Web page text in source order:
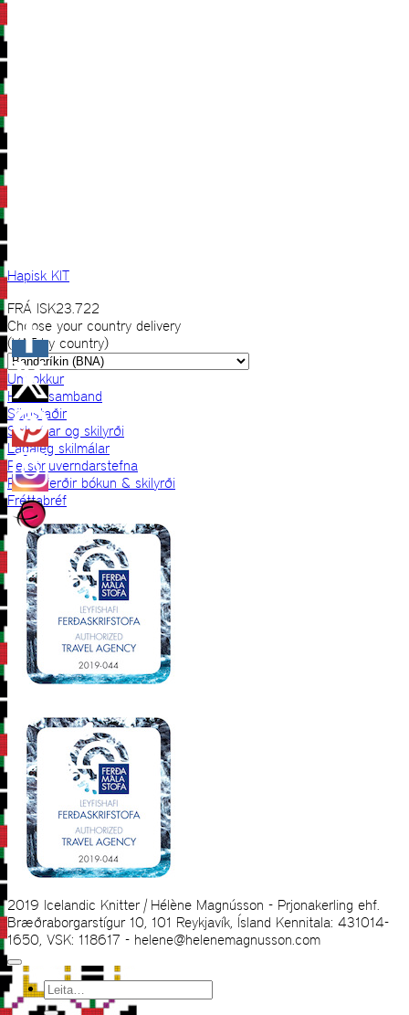
Hapisk KIT
FRÁ ISK23.722
Choose your country delivery
(VAT by country)
Um okkur
Hafðu samband
Sölustaðir
Skilmálar og skilyrði
Lagaleg skilmálar
Persónuverndarstefna
Prjónaferðir bókun & skilyrði
Fréttabréf
2019 Icelandic Knitter | Hélène Magnússon - Prjonakerling ehf.
Bræðraborgarstígur 10, 101 Reykjavík, Ísland Kennitala: 431014-
1650, VSK: 118617 - helene@helenemagnusson.com
Leita
eftir: